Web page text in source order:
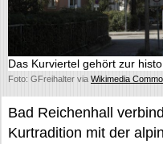
Das Kurviertel gehört zur
Foto: GFreihalter via Wikimedia
Bad Reichenhall
Kurtradition mit der